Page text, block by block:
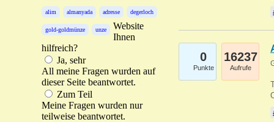
alim almanyada adresse degerloch
gold-goldmünze unze
Website
Ihnen
hilfreich?
Ja, sehr
All meine Fragen wurden auf
dieser Seite beantwortet.
Zum Teil
Meine Fragen wurden nur
teilweise beantwortet.
0
Punkte
16237
Aufrufe